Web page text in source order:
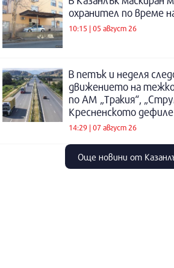
охранител по време
10:15 | 05 август 26
В петък и неделя
движението на
по АМ „Тракия“,
Кресненското дефиле
14:29 | 07 август 26
Още новини от